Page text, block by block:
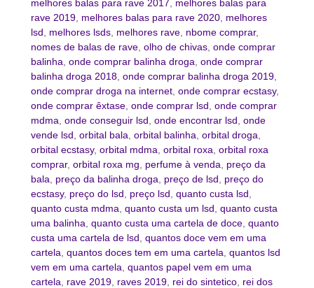
melhores balas para rave 2017
melhores balas para
rave 2019 melhores balas para rave 2020 melhores
lsd
melhores lsds melhores rave nbome comprar,
nomes de balas de rave olho de chivas onde comprar
balinha onde comprar balinha droga onde comprar
balinha droga 2018 onde comprar balinha droga 2019
onde comprar droga na internet onde comprar ecstasy,
onde comprar êxtase onde comprar lsd onde comprar
mdma onde conseguir lsd onde encontrar lsd onde
vende lsd orbital bala orbital balinha orbital droga
orbital ecstasy, orbital mdma orbital roxa orbital roxa
comprar, orbital roxa mg perfume à venda
preço da
bala
preço da balinha droga preço de lsd
preço do
ecstasy, preço do lsd preço lsd quanto custa lsd
quanto custa mdma quanto custa um lsd quanto custa
uma balinha quanto custa uma cartela de doce quanto
custa uma cartela de lsd quantos doce vem em uma
cartela quantos doces tem em uma cartela quantos lsd
vem em uma cartela quantos papel vem em uma
cartela
rave 2019 raves 2019 rei do sintetico rei dos